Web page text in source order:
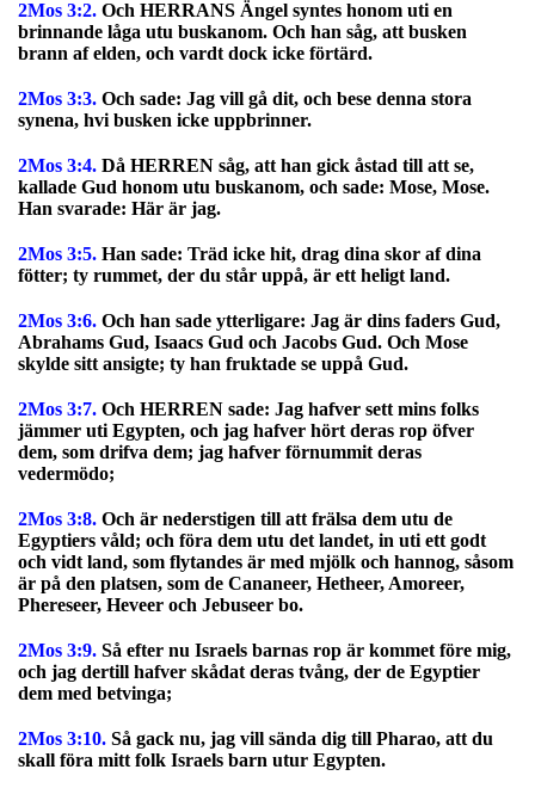
2Mos 3:2. Och HERRANS Ängel syntes honom uti en
brinnande låga utu buskanom. Och han såg, att busken
brann af elden, och vardt dock icke förtärd.
2Mos 3:3. Och sade: Jag vill gå dit, och bese denna stora
synena, hvi busken icke uppbrinner.
2Mos 3:4. Då HERREN såg, att han gick åstad till att se,
kallade Gud honom utu buskanom, och sade: Mose, Mose.
Han svarade: Här är jag.
2Mos 3:5. Han sade: Träd icke hit, drag dina skor af dina
fötter; ty rummet, der du står uppå, är ett heligt land.
2Mos 3:6. Och han sade ytterligare: Jag är dins faders Gud,
Abrahams Gud, Isaacs Gud och Jacobs Gud. Och Mose
skylde sitt ansigte; ty han fruktade se uppå Gud.
2Mos 3:7. Och HERREN sade: Jag hafver sett mins folks
jämmer uti Egypten, och jag hafver hört deras rop öfver
dem, som drifva dem; jag hafver förnummit deras
vedermödo;
2Mos 3:8. Och är nederstigen till att frälsa dem utu de
Egyptiers våld; och föra dem utu det landet, in uti ett godt
och vidt land, som flytandes är med mjölk och hannog, såsom
är på den platsen, som de Cananeer, Hetheer, Amoreer,
Phereseer, Heveer och Jebuseer bo.
2Mos 3:9. Så efter nu Israels barnas rop är kommet före mig,
och jag dertill hafver skådat deras tvång, der de Egyptier
dem med betvinga;
2Mos 3:10. Så gack nu, jag vill sända dig till Pharao, att du
skall föra mitt folk Israels barn utur Egypten.